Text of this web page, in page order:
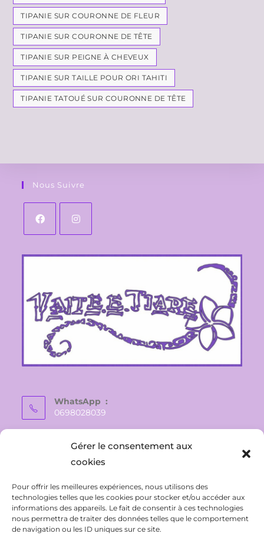
Gérer le consentement aux
cookies
Pour offrir les meilleures expériences, nous utilisons des
technologies telles que les cookies pour stocker et/ou accéder aux
informations des appareils. Le fait de consentir à ces technologies
nous permettra de traiter des données telles que le comportement
de navigation ou les ID uniques sur ce site.
TIPANIE SUR COURONNE DE FLEUR
TIPANIE SUR COURONNE DE TÊTE
TIPANIE SUR PEIGNE À CHEVEUX
TIPANIE SUR TAILLE POUR ORI TAHITI
TIPANIE TATOUÉ SUR COURONNE DE TÊTE
Nous Suivre
WhatsApp :
0698028039
vaite.e.tiare@gmail.com